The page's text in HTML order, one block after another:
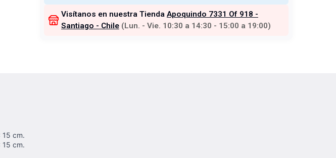
Visítanos en nuestra Tienda Apoquindo 7331 Of 918 -
Santiago - Chile (Lun. - Vie. 10:30 a 14:30 - 15:00 a 19:00)
15 cm.
15 cm.